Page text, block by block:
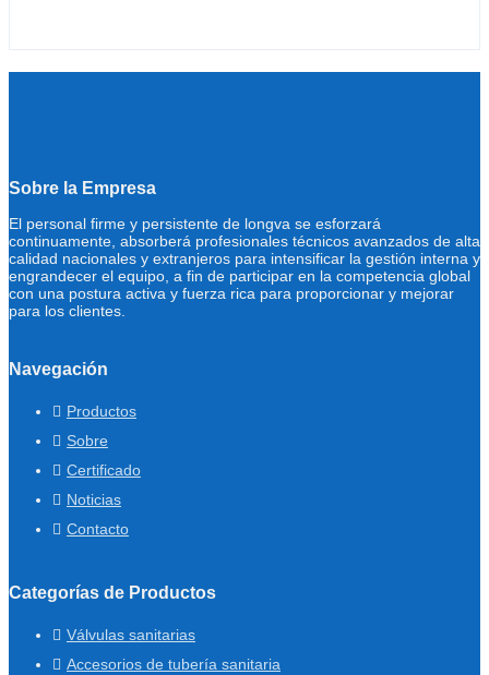
Sobre la Empresa
El personal firme y persistente de longva se esforzará
continuamente, absorberá profesionales técnicos avanzados de alta
calidad nacionales y extranjeros para intensificar la gestión interna y
engrandecer el equipo, a fin de participar en la competencia global
con una postura activa y fuerza rica para proporcionar y mejorar
para los clientes.
Navegación
Productos
Sobre
Certificado
Noticias
Contacto
Categorías de Productos
Válvulas sanitarias
Accesorios de tubería sanitaria